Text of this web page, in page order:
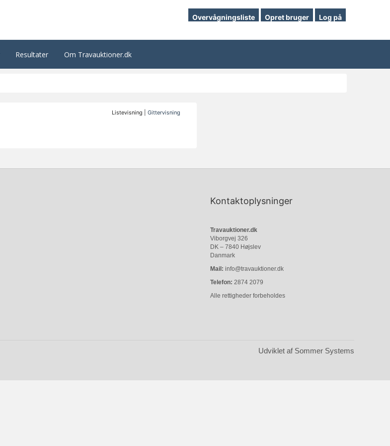
Overvågningsliste Opret bruger Log på
Resultater Om Travauktioner.dk
Listevisning |Gittervisning
Kontaktoplysninger
Travauktioner.dk
Viborgvej 326
DK – 7840 Højslev
Danmark
Mail: info@travauktioner.dk
Telefon: 2874 2079
Alle rettigheder forbeholdes
Udviklet af Sommer Systems